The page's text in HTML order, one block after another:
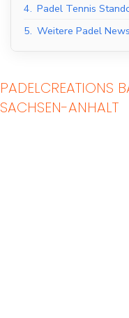
4. Padel Tennis
5. Weitere Padel News
PADELCREATIONS
SACHSEN-ANHALT